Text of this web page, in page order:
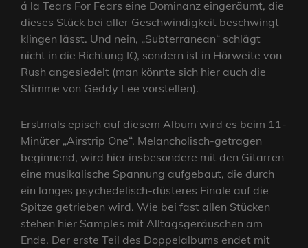
á la Tears For Fears eine Dominanz eingeräumt, die
dieses Stück bei aller Geschwindigkeit beschwingt
klingen lässt. Und nein, „Subterranean“ schlägt
nicht in die Richtung IQ, sondern ist in Hörweite von
Rush angesiedelt (man könnte sich hier auch die
Stimme von Geddy Lee vorstellen).
Erstmals episch auf diesem Album wird es beim 11-
Minüter „Airstrip One“. Melancholisch-getragen
beginnend, wird hier insbesondere mit den Gitarren
eine musikalische Spannung aufgebaut, die durch
ein langes psychedelisch-düsteres Finale auf die
Spitze getrieben wird. Wie bei fast allen Stücken
stehen hier Samples mit Alltagsgeräuschen am
Ende. Der erste Teil des Doppelalbums endet mit